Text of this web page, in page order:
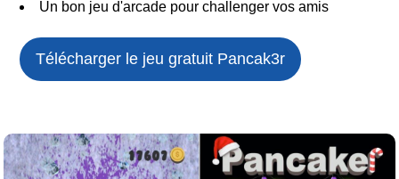
Un bon jeu d'arcade pour challenger vos amis
Télécharger le jeu gratuit Pancak3r